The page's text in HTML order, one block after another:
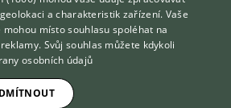
zvýraznění inzerátů
osobních údajů
a charakteristik zařízení. Vaše
místo souhlasu spoléhat na
. Svůj souhlas můžete kdykoli
osobních údajů